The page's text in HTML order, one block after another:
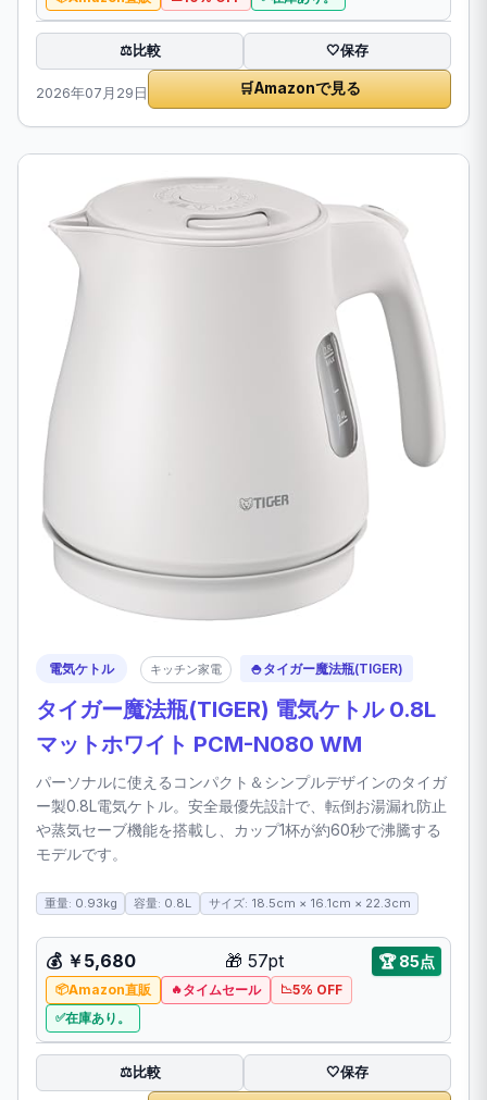
⚖️比較 🤍保存
2026年07月29日 🛒Amazonで見る
電気ケトル キッチン家電 🍚タイガー魔法瓶(TIGER)
タイガー魔法瓶(TIGER) 電気ケトル 0.8L
マットホワイト PCM-N080 WM
パーソナルに使えるコンパクト＆シンプルデザインのタイガ
ー製0.8L電気ケトル。安全最優先設計で、転倒お湯漏れ防止
や蒸気セーブ機能を搭載し、カップ1杯が約60秒で沸騰する
モデルです。
重量: 0.93kg 容量: 0.8L サイズ: 18.5cm × 16.1cm × 22.3cm
💰 ￥5,680 🎁 57pt 🏆85点
Amazon直販 タイムセール
5% OFF
在庫あり。
⚖️比較 🤍保存